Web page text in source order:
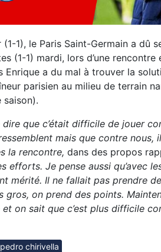
(1-1), le Paris Saint-Germain a dû
(1-1) mardi, lors d’une
Enrique a du mal à trouver la
parisien au milieu de terrain
saison).
que c’était difficile de jouer
mais que contre nous,
la rencontre, dans des propos
efforts. Je pense aussi qu’avec
mérité. Il ne fallait pas prendre
gros, on prend des points.
on sait que c’est plus difficile
pedro chirivella